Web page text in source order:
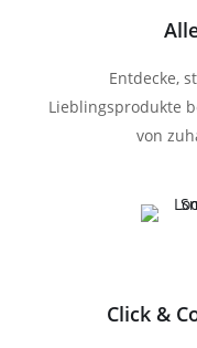
Entdecke,
Lieblingsprodukte
von
Click &